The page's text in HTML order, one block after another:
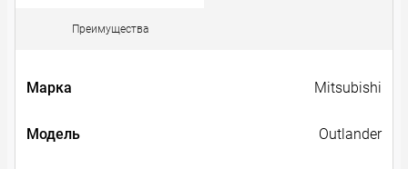
Преимущества
Марка Mitsubishi
Модель Outlander